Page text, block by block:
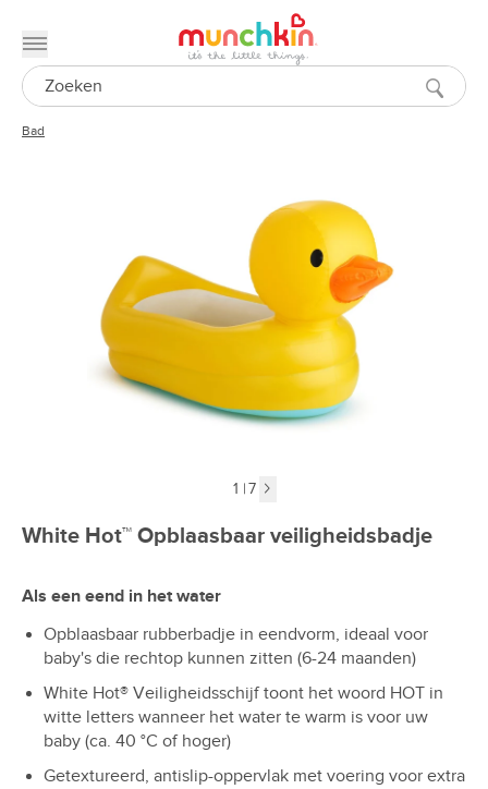
Toggle menu
Search
Bad
1 | 7 Next image
White Hot™ Opblaasbaar veiligheidsbadje
Als een eend in het water
Opblaasbaar rubberbadje in eendvorm, ideaal voor
baby's die rechtop kunnen zitten (6-24 maanden)
White Hot® Veiligheidsschijf toont het woord HOT in
witte letters wanneer het water te warm is voor uw
baby (ca. 40 °C of hoger)
Getextureerd, antislip-oppervlak met voering voor extra